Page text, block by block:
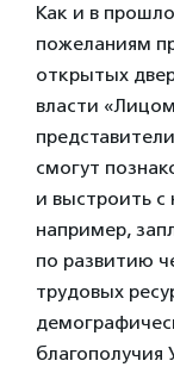
Как и в
пожеланиям
открытых
власти
смогут
и выстроить
например,
по развитию
трудовых
благополучия